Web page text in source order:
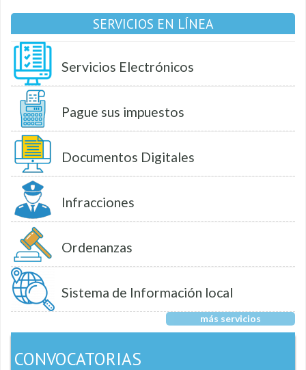
SERVICIOS EN LÍNEA
Servicios Electrónicos
Pague sus impuestos
Documentos Digitales
Infracciones
Ordenanzas
Sistema de Información local
más servicios
CONVOCATORIAS